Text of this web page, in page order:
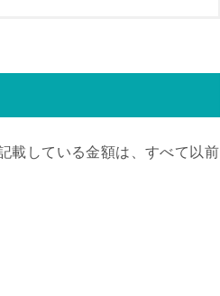
載している金額は、すべて以前